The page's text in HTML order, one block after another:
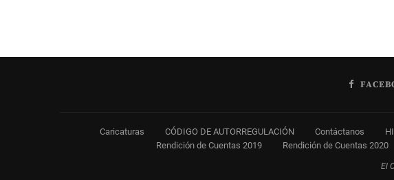
Caricaturas CÓDIGO DE AUTORREGULACIÓN Contáctanos
Rendición de Cuentas 2019
Rendición de Cuentas 2020
El